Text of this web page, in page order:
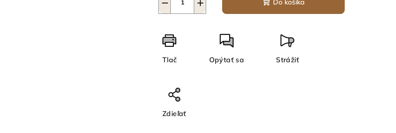
Do košíka
Tlač Opýtať sa Strážiť
Zdieľať